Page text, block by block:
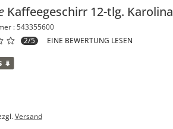
Kaffeegeschirr 12-tlg. Karolina
: 543355600
2/5
EINE BEWERTUNG LESEN
Versand